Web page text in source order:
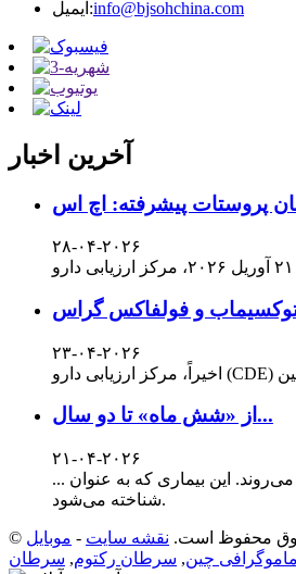
ایمیل:info@bjsohchina.com
آخرین اخبار
۲۸-۰۴-۲۰۲۶
۲۳-۰۴-۲۰۲۶
از «شش ماه» تا دو سال...
۲۱-۰۴-۲۰۲۶
بی‌شماری در ناامیدی فرو می‌روند. این بیماری که به عنوان ...
شناخته می‌شود.
نقشه سایت -
چین, سرطان رکتوم, سرطان